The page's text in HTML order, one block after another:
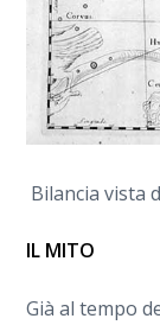
Bilancia vista
IL MITO
Già al tempo